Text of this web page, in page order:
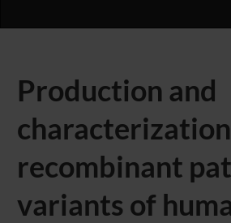
Production and
recombinant
variants of